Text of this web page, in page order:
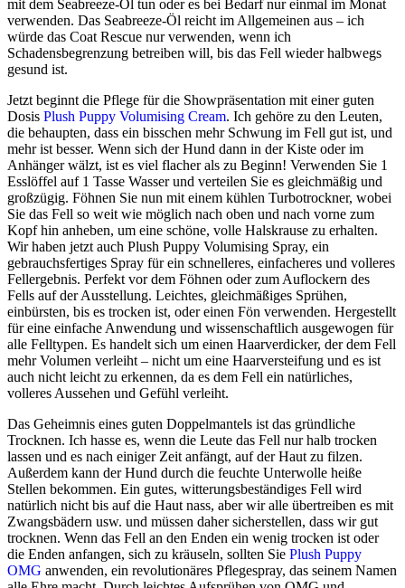
mit dem Seabreeze-Öl tun oder es bei Bedarf nur einmal im Monat
verwenden. Das Seabreeze-Öl reicht im Allgemeinen aus – ich
würde das Coat Rescue nur verwenden, wenn ich
Schadensbegrenzung betreiben will, bis das Fell wieder halbwegs
gesund ist.
Jetzt beginnt die Pflege für die Showpräsentation mit einer guten
Dosis Plush Puppy Volumising Cream. Ich gehöre zu den Leuten,
die behaupten, dass ein bisschen mehr Schwung im Fell gut ist, und
mehr ist besser. Wenn sich der Hund dann in der Kiste oder im
Anhänger wälzt, ist es viel flacher als zu Beginn! Verwenden Sie 1
Esslöffel auf 1 Tasse Wasser und verteilen Sie es gleichmäßig und
großzügig. Föhnen Sie nun mit einem kühlen Turbotrockner, wobei
Sie das Fell so weit wie möglich nach oben und nach vorne zum
Kopf hin anheben, um eine schöne, volle Halskrause zu erhalten.
Wir haben jetzt auch Plush Puppy Volumising Spray, ein
gebrauchsfertiges Spray für ein schnelleres, einfacheres und volleres
Fellergebnis. Perfekt vor dem Föhnen oder zum Auflockern des
Fells auf der Ausstellung. Leichtes, gleichmäßiges Sprühen,
einbürsten, bis es trocken ist, oder einen Fön verwenden. Hergestellt
für eine einfache Anwendung und wissenschaftlich ausgewogen für
alle Felltypen. Es handelt sich um einen Haarverdicker, der dem Fell
mehr Volumen verleiht – nicht um eine Haarversteifung und es ist
auch nicht leicht zu erkennen, da es dem Fell ein natürliches,
volleres Aussehen und Gefühl verleiht.
Das Geheimnis eines guten Doppelmantels ist das gründliche
Trocknen. Ich hasse es, wenn die Leute das Fell nur halb trocken
lassen und es nach einiger Zeit anfängt, auf der Haut zu filzen.
Außerdem kann der Hund durch die feuchte Unterwolle heiße
Stellen bekommen. Ein gutes, witterungsbeständiges Fell wird
natürlich nicht bis auf die Haut nass, aber wir alle übertreiben es mit
Zwangsbädern usw. und müssen daher sicherstellen, dass wir gut
trocknen. Wenn das Fell an den Enden ein wenig trocken ist oder
die Enden anfangen, sich zu kräuseln, sollten Sie Plush Puppy
OMG anwenden, ein revolutionäres Pflegespray, das seinem Namen